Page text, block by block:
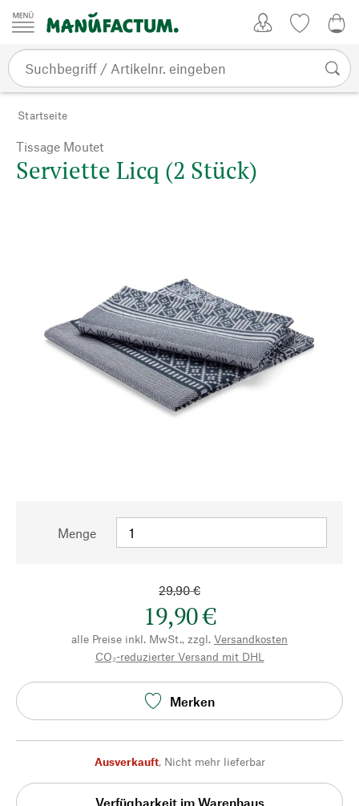
Zum Inhalt springen
Startseite
Tissage Moutet
Serviette Licq (2 Stück)
Menge
29,90 €
19,90 €
alle Preise inkl. MwSt., zzgl. Versandkosten
CO₂-reduzierter Versand mit DHL
Merken
Ausverkauft, Nicht mehr lieferbar
Verfügbarkeit im Warenhaus